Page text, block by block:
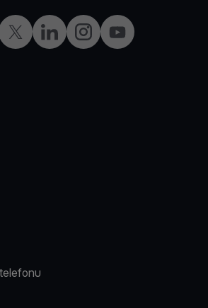
X LinkedInInstagramYouTube